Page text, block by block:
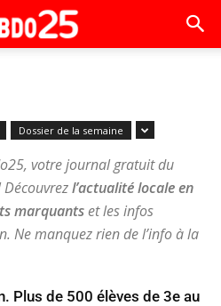
Dossier de la semaine
votre journal gratuit du
l’actualité locale en
marquantset les infos
Ne manquez rien de l’info à la
Plus de 500 élèves de 3e au